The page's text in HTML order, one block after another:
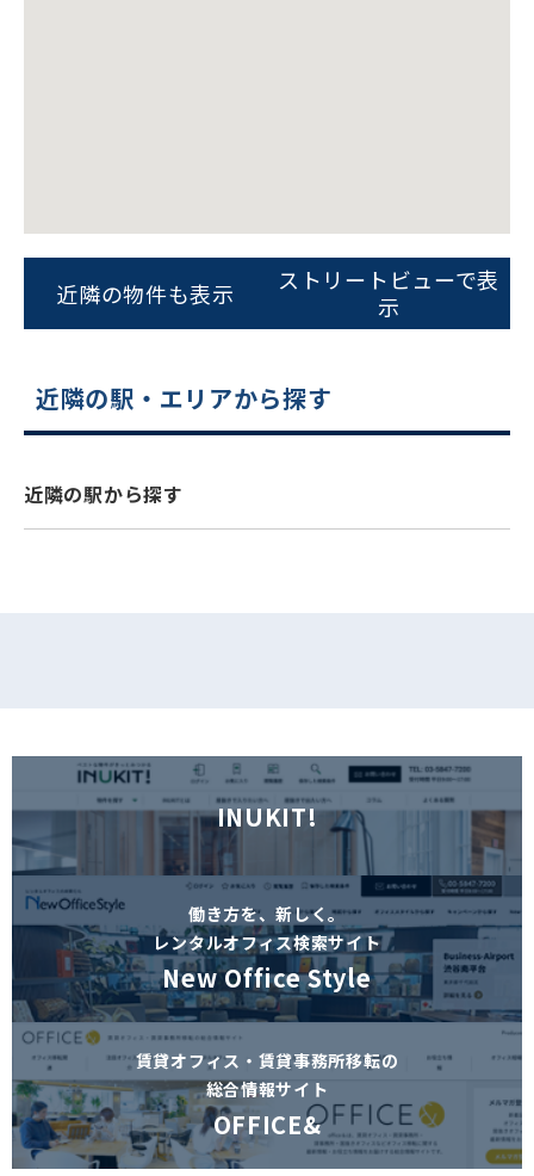
をお伝えいただくと
スムーズにご案内できます
平日 9:00〜18:00
フォームでお問い合わせ
近隣の物件も表示
ストリートビューで表
示
近隣の駅・エリアから探す
近隣の駅から探す
INUKIT!
働き方を、新しく。
レンタルオフィス検索サイト
New Office Style
賃貸オフィス・賃貸事務所移転の
総合情報サイト
OFFICE&